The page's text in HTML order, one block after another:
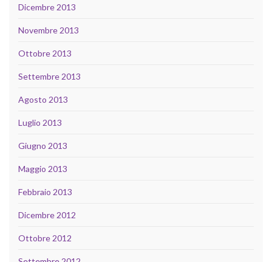
Dicembre 2013
Novembre 2013
Ottobre 2013
Settembre 2013
Agosto 2013
Luglio 2013
Giugno 2013
Maggio 2013
Febbraio 2013
Dicembre 2012
Ottobre 2012